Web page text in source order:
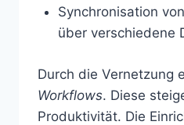
Synchronisation
über verschiedene
Durch die Vernetzung
Workflows. Diese
Produktivität. Die